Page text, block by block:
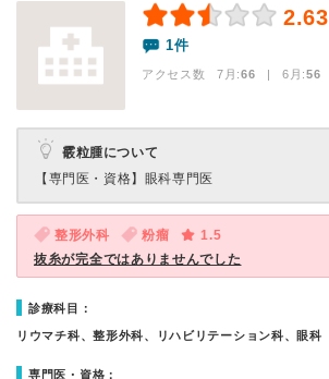
2.63
1件
アクセス数 7月:66 | 6月:56
霰粒腫について
【専門医・資格】 眼科専門医
整形外科 粉瘤
1.5
抜糸が完全ではありませんでした
診療科目：
リウマチ科、整形外科、リハビリテーション科、眼科
専門医・資格：